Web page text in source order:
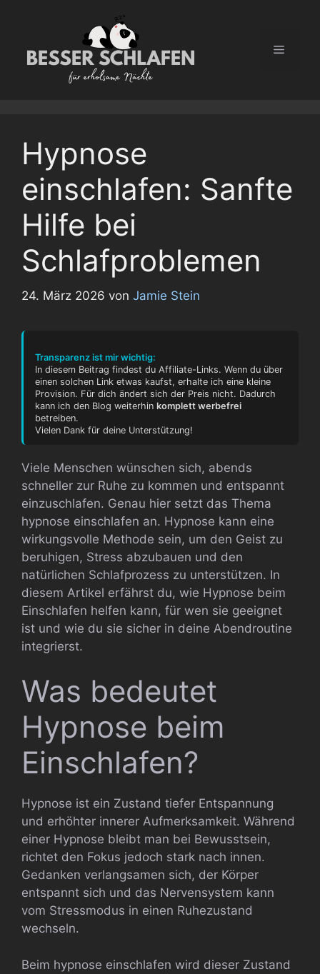
Menü
Hypnose
einschlafen: Sanfte
Hilfe bei
Schlafproblemen
24. März 2026 von Jamie Stein
Transparenz ist mir wichtig:
In diesem Beitrag findest du Affiliate-Links. Wenn du über
einen solchen Link etwas kaufst, erhalte ich eine kleine
Provision. Für dich ändert sich der Preis nicht. Dadurch
kann ich den Blog weiterhin komplett werbefrei
betreiben.
Vielen Dank für deine Unterstützung!
Viele Menschen wünschen sich, abends
schneller zur Ruhe zu kommen und entspannt
einzuschlafen. Genau hier setzt das Thema
hypnose einschlafen an. Hypnose kann eine
wirkungsvolle Methode sein, um den Geist zu
beruhigen, Stress abzubauen und den
natürlichen Schlafprozess zu unterstützen. In
diesem Artikel erfährst du, wie Hypnose beim
Einschlafen helfen kann, für wen sie geeignet
ist und wie du sie sicher in deine Abendroutine
integrierst.
Was bedeutet
Hypnose beim
Einschlafen?
Hypnose ist ein Zustand tiefer Entspannung
und erhöhter innerer Aufmerksamkeit. Während
einer Hypnose bleibt man bei Bewusstsein,
richtet den Fokus jedoch stark nach innen.
Gedanken verlangsamen sich, der Körper
entspannt sich und das Nervensystem kann
vom Stressmodus in einen Ruhezustand
wechseln.
Beim hypnose einschlafen wird dieser Zustand